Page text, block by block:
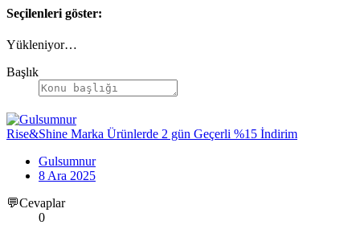
Seçilenleri göster:
Yükleniyor…
Başlık
Rise&Shine Marka Ürünlerde 2 gün Geçerli %15 İndirim
Gulsumnur
8 Ara 2025
💬Cevaplar
0